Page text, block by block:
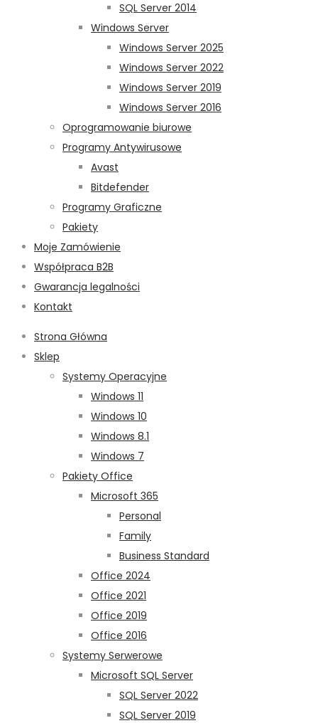
SQL Server 2014
Windows Server
Windows Server 2025
Windows Server 2022
Windows Server 2019
Windows Server 2016
Oprogramowanie biurowe
Programy Antywirusowe
Avast
Bitdefender
Programy Graficzne
Pakiety
Moje Zamówienie
Współpraca B2B
Gwarancja legalności
Kontakt
Strona Główna
Sklep
Systemy Operacyjne
Windows 11
Windows 10
Windows 8.1
Windows 7
Pakiety Office
Microsoft 365
Personal
Family
Business Standard
Office 2024
Office 2021
Office 2019
Office 2016
Systemy Serwerowe
Microsoft SQL Server
SQL Server 2022
SQL Server 2019